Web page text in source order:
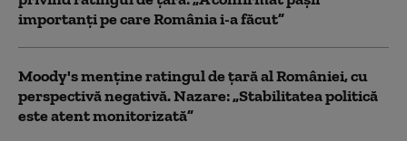
importanți pe care România i-a făcut”
Moody's menține ratingul de țară al României, cu
perspectivă negativă. Nazare: „Stabilitatea politică
este atent monitorizată”